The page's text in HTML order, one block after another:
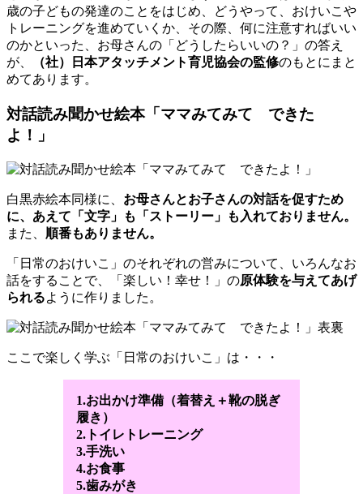
歳の子どもの発達のことをはじめ、どうやって、おけいこや
トレーニングを進めていくか、その際、何に注意すればいい
のかといった、お母さんの「どうしたらいいの？」の答え
が、
（社）日本アタッチメント育児協会の監修のもとにまと
めてあります。
対話読み聞かせ絵本「ママみてみて できた
よ！」
白黒赤絵本同様に、 お母さんとお子さんの対話を促すため
に、あえて「文字」も「ストーリー」も入れておりません。
また、 順番もありません。
「日常のおけいこ」のそれぞれの営みについて、いろんなお
話をすることで、「楽しい！幸せ！」の原体験を与えてあげ
られるように作りました。
ここで楽しく学ぶ「日常のおけいこ」は・・・
1.お出かけ準備（着替え＋靴の脱ぎ
履き）
2.トイレトレーニング
3.手洗い
4.お食事
5.歯みがき